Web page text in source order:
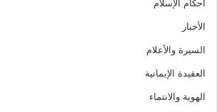
أحكام الإسلام
الأخبار
السيرة والأعلام
العقيدة الإيمانية
الهوية والانتماء